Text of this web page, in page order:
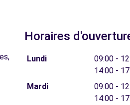
Horaires
Lundi
09:00 -
14:00 -
Mardi
09:00 -
14:00 -